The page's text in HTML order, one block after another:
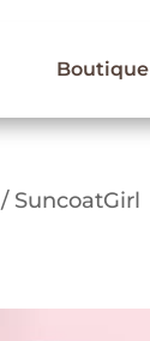
Boutique
/ SuncoatGirl